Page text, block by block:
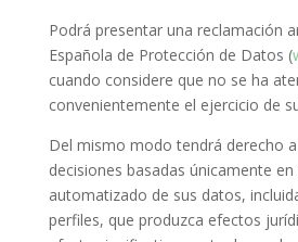
Podrá presentar una reclamación
Española de Protección de Datos (
cuando considere que no se ha
convenientemente el ejercicio de
Del mismo modo tendrá derecho
decisiones basadas únicamente
automatizado de sus datos,
perfiles, que produzca efectos